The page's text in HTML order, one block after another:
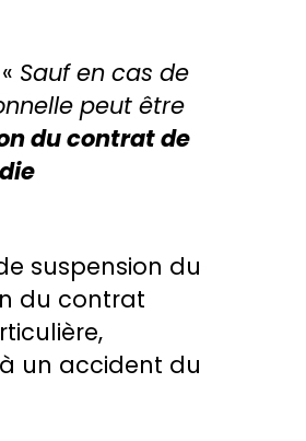
Sauf en cas de
peut être
du contrat de
suspension du
du contrat
un accident du